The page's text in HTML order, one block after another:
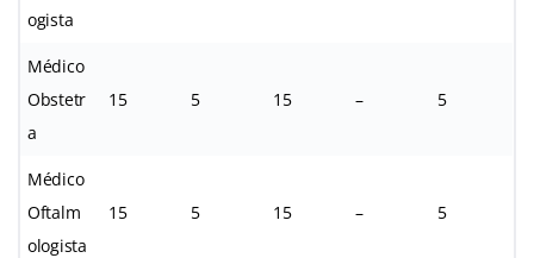
ogista
Médico
Obstetr
a
15 5 15 – 5
Médico
Oftalm
ologista
15 5 15 – 5